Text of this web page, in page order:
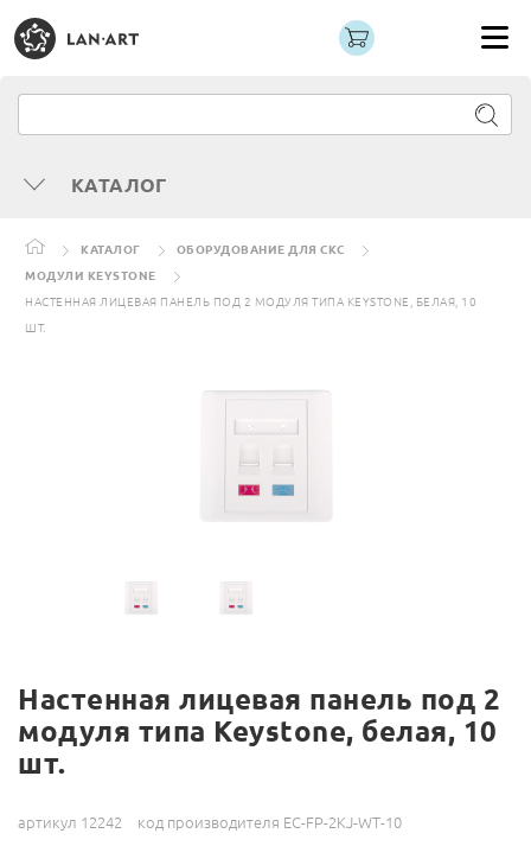
КАТАЛОГ
КАТАЛОГ
ОБОРУДОВАНИЕ ДЛЯ СКС
МОДУЛИ KEYSTONE
НАСТЕННАЯ ЛИЦЕВАЯ ПАНЕЛЬ ПОД 2 МОДУЛЯ ТИПА KEYSTONE, БЕЛАЯ, 10
ШТ.
Настенная лицевая панель под 2
модуля типа Keystone, белая, 10
шт.
артикул 12242 код производителя EC-FP-2KJ-WT-10